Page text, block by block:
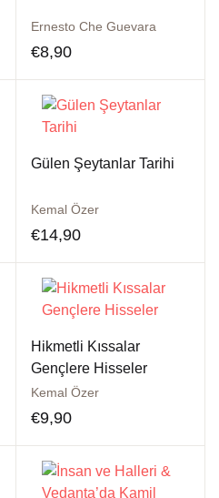
Ernesto Che Guevara
€8,90
Gülen Şeytanlar Tarihi
Kemal Özer
€14,90
Hikmetli Kıssalar
Gençlere Hisseler
Kemal Özer
€9,90